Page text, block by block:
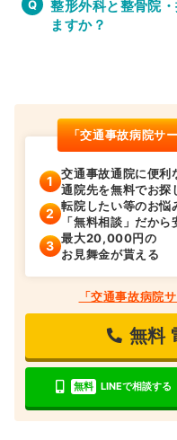
整形外科と整骨院
ますか？
「交通事故病院サ
交通事故通院に便利
通院先を無料でお探
転院したい等のお悩
「無料相談」だから
最大20,000円の
お見舞金が貰える
「交通事故病院
無料
無料 LINEで相談する